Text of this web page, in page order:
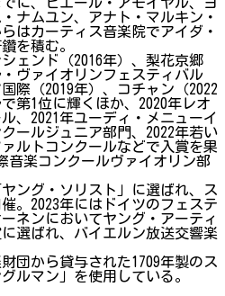
ナムユン、アナト・マルキン・
はカーティス音楽院でアイダ・
を積む。
ェンド（2016年）、梨花京郷
・ヴァイオリンフェスティバル
際（2019年）、コチャン（2022
第1位に輝くほか、2020年レオ
、2021年ユーディ・メニューイ
ールジュニア部門、2022年若い
ルトコンクールなどで入賞を果
音楽コンクールヴァイオリン部
ング・ソリスト」に選ばれ、ス
。2023年にはドイツのフェステ
ネンにおいてヤング・アーティ
選ばれ、バイエルン放送交響楽
団から貸与された1709年製のス
ルマン」を使用している。